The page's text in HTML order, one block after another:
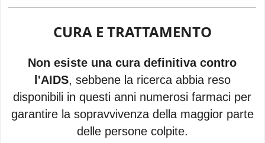
CURA E TRATTAMENTO
Non esiste una cura definitiva contro
l'AIDS, sebbene la ricerca abbia reso
disponibili in questi anni numerosi farmaci per
garantire la sopravvivenza della maggior parte
delle persone colpite.